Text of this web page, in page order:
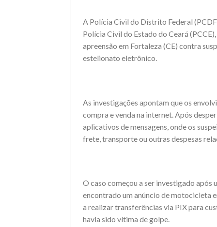
A Polícia Civil do Distrito Federal
Polícia Civil do Estado do Ceará
apreensão em Fortaleza (CE) contra
estelionato eletrônico.
As investigações apontam que os
compra e venda na internet. Após
aplicativos de mensagens, onde os
frete, transporte ou outras despesas
O caso começou a ser investigado
encontrado um anúncio de motocicleta
a realizar transferências via PIX para
havia sido vítima de golpe.